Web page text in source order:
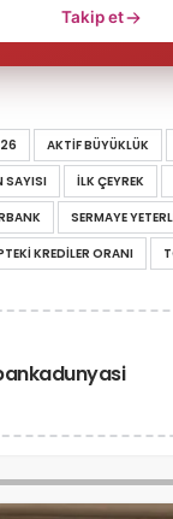
Takip et
AKTIF BÜYÜKLÜK
SAYISI ILK ÇEYREK
SERMAYE
KREDILER ORANI